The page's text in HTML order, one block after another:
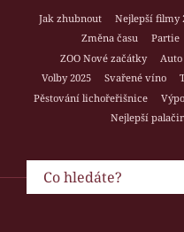
Jak zhubnout Nejlepší filmy
Změna času
Partie
ZOO Nové začátky
Volby 2025
Svařené víno
Pěstování lichořeřišnice
Nejlepší